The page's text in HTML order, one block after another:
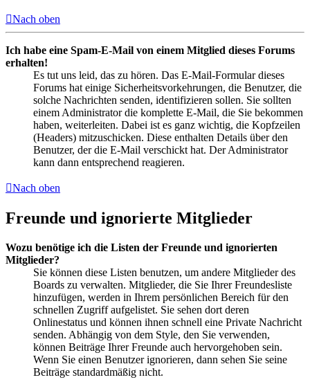
Nach oben
Ich habe eine Spam-E-Mail von einem Mitglied dieses Forums
erhalten!
Es tut uns leid, das zu hören. Das E-Mail-Formular dieses
Forums hat einige Sicherheitsvorkehrungen, die Benutzer, die
solche Nachrichten senden, identifizieren sollen. Sie sollten
einem Administrator die komplette E-Mail, die Sie bekommen
haben, weiterleiten. Dabei ist es ganz wichtig, die Kopfzeilen
(Headers) mitzuschicken. Diese enthalten Details über den
Benutzer, der die E-Mail verschickt hat. Der Administrator
kann dann entsprechend reagieren.
Nach oben
Freunde und ignorierte Mitglieder
Wozu benötige ich die Listen der Freunde und ignorierten
Mitglieder?
Sie können diese Listen benutzen, um andere Mitglieder des
Boards zu verwalten. Mitglieder, die Sie Ihrer Freundesliste
hinzufügen, werden in Ihrem persönlichen Bereich für den
schnellen Zugriff aufgelistet. Sie sehen dort deren
Onlinestatus und können ihnen schnell eine Private Nachricht
senden. Abhängig von dem Style, den Sie verwenden,
können Beiträge Ihrer Freunde auch hervorgehoben sein.
Wenn Sie einen Benutzer ignorieren, dann sehen Sie seine
Beiträge standardmäßig nicht.